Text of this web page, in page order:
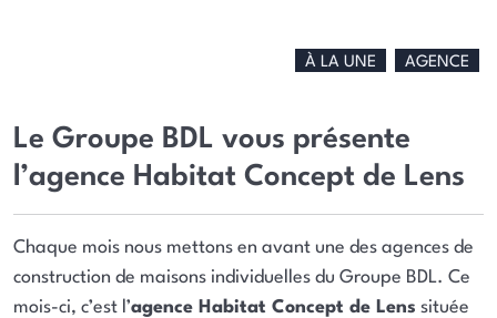
À LA UNE AGENCE
Le Groupe BDL vous présente
l’agence Habitat Concept de Lens
Chaque mois nous mettons en avant une des agences de
construction de maisons individuelles du Groupe BDL. Ce
mois-ci, c’est l’agence Habitat Concept de Lens située